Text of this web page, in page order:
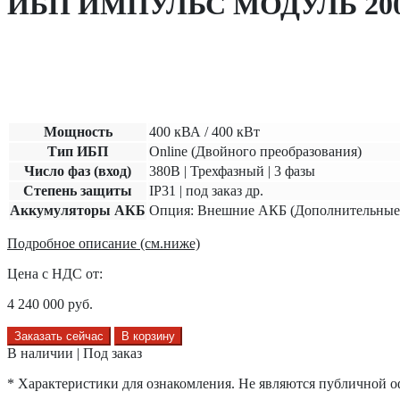
Мощность 400 кВА /400 кВт
Тип ИБП
Online (Двойного преобразования)
Число фаз (вход)
380В | Трехфазный | 3 фазы
Степень защиты
IP31 | под заказ др.
Аккумуляторы АКБ Опция: Внешние АКБ
Подробное описание (см.ниже)
Цена с НДС от:
4 240 000 руб.
Заказать сейчас В корзину
В наличии | Под заказ
* Характеристики для ознакомления. Не являются публичной